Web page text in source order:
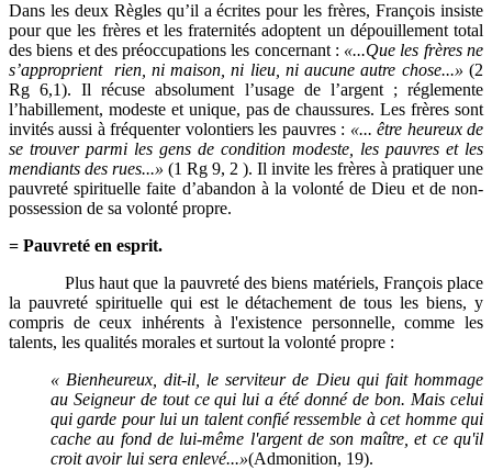
Dans les deux Règles qu’il a écrites pour les frères, François insiste
pour que les frères et les fraternités adoptent un dépouillement total
des biens et des préoccupations les concernant : «...Que les frères ne
s’approprient rien, ni maison, ni lieu, ni aucune autre chose...» (2
Rg 6,1). Il récuse absolument l’usage de l’argent ; réglemente
l’habillement, modeste et unique, pas de chaussures. Les frères sont
invités aussi à fréquenter volontiers les pauvres : «... être heureux de
se trouver parmi les gens de condition modeste, les pauvres et les
mendiants des rues...» (1 Rg 9, 2 ). Il invite les frères à pratiquer une
pauvreté spirituelle faite d’abandon à la volonté de Dieu et de non-
possession de sa volonté propre.
= Pauvreté en esprit.
Plus haut que la pauvreté des biens matériels, François place
la pauvreté spirituelle qui est le détachement de tous les biens, y
compris de ceux inhérents à l'existence personnelle, comme les
talents, les qualités morales et surtout la volonté propre :
« Bienheureux, dit-il, le serviteur de Dieu qui fait hommage
au Seigneur de tout ce qui lui a été donné de bon. Mais celui
qui garde pour lui un talent confié ressemble à cet homme qui
cache au fond de lui-même l'argent de son maître, et ce qu'il
croit avoir lui sera enlevé...»(Admonition, 19).